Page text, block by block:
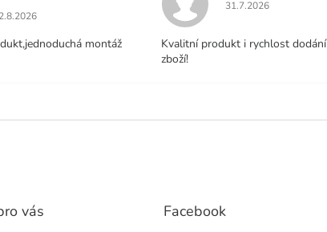
Hodnocení obchodu je 5 z 5 hvězdiček.
2.8.2026
montáž
31.7.2026
Kvalitní produkt i rychlost dodání
zboží!
vás Facebook